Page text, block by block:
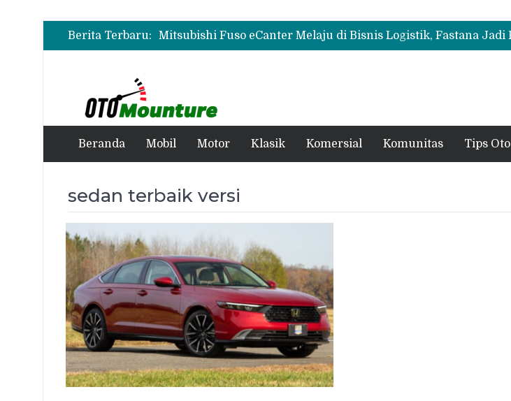
Berita Terbaru:
Beranda Mobil Motor Klasik Komersial Komunitas Tips Oto
sedan terbaik versi